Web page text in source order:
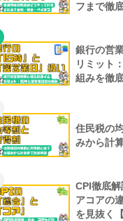
フまで徹
銀行の営
リミット
組みを徹
住民税の
みから計
CPI徹底
アコアの
を見抜く